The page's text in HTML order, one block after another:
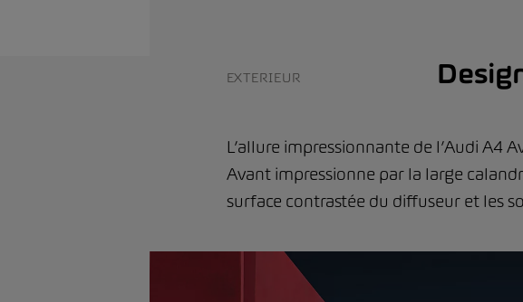
EXTERIEUR
L’allure impressionnante de l’Audi A4
Avant impressionne par la large
surface contrastée du diffuseur et les